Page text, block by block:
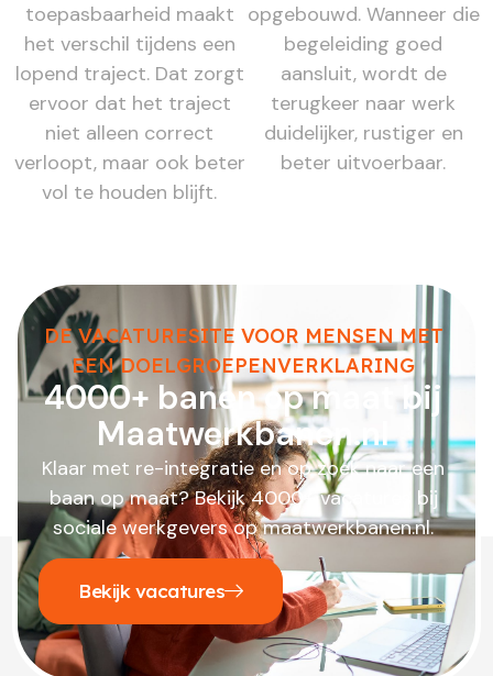
toepasbaarheid maakt
het verschil tijdens een
lopend traject. Dat zorgt
ervoor dat het traject
niet alleen correct
verloopt, maar ook beter
vol te houden blijft.
opgebouwd. Wanneer die
begeleiding goed
aansluit, wordt de
terugkeer naar werk
duidelijker, rustiger en
beter uitvoerbaar.
DE VACATURESITE VOOR MENSEN MET
EEN DOELGROEPENVERKLARING
4000+ banen op maat bij
Maatwerkbanen.nl
Klaar met re-integratie en op zoek naar een
baan op maat? Bekijk 4000+ vacatures bij
sociale werkgevers op maatwerkbanen.nl.
Bekijk vacatures